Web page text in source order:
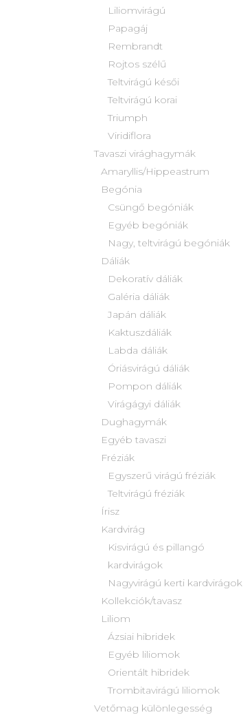
Liliomvirágú
Papagáj
Rembrandt
Rojtos szélű
Teltvirágú késői
Teltvirágú korai
Triumph
Viridiflora
Tavaszi virághagymák
Amaryllis/Hippeastrum
Begónia
Csüngő begóniák
Egyéb begóniák
Nagy, teltvirágú begóniák
Dáliák
Dekoratív dáliák
Galéria dáliák
Japán dáliák
Kaktuszdáliák
Labda dáliák
Óriásvirágú dáliák
Pompon dáliák
Virágágyi dáliák
Dughagymák
Egyéb tavaszi
Fréziák
Egyszerű virágú fréziák
Teltvirágú fréziák
Írisz
Kardvirág
Kisvirágú és pillangó
kardvirágok
Nagyvirágú kerti kardvirágok
Kollekciók/tavasz
Liliom
Ázsiai hibridek
Egyéb liliomok
Orientált hibridek
Trombitavirágú liliomok
Vetőmag különlegesség